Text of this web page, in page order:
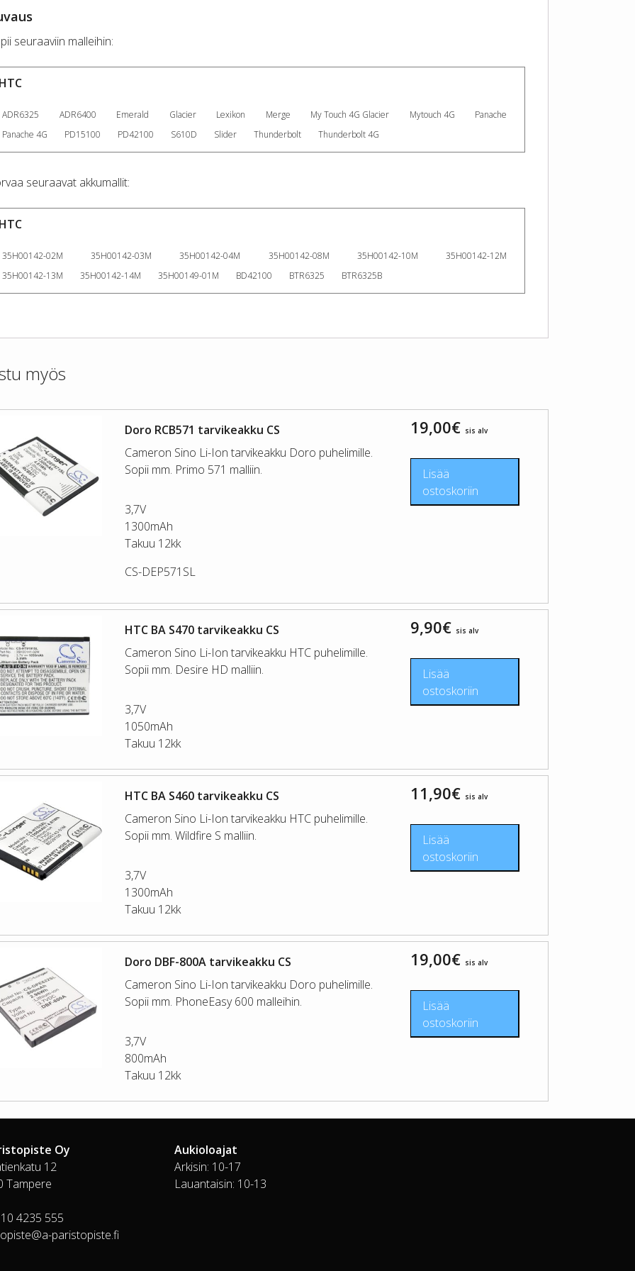
seuraaviin malleihin:
ADR6325 ADR6400 Emerald Glacier Lexikon Merge My Touch 4G Glacier Mytouch 4G
Panache
Panache 4G
PD15100 PD42100 S610D Slider Thunderbolt Thunderbolt 4G
seuraavat akkumallit:
35H00142-02M 35H00142-03M 35H00142-04M 35H00142-08M 35H00142-10M
35H00142-12M
35H00142-13M
35H00142-14M 35H00149-01M BD42100 BTR6325 BTR6325B
myös
Doro RCB571 tarvikeakku CS
Cameron Sino Li-Ion tarvikeakku Doro puhelimille.
Sopii mm. Primo 571 malliin.
3,7V
1300mAh
Takuu 12kk
CS-DEP571SL
19,00€ sis alv
Lisää
ostoskoriin
HTC BA S470 tarvikeakku CS
Cameron Sino Li-Ion tarvikeakku HTC puhelimille.
Sopii mm. Desire HD malliin.
3,7V
1050mAh
Takuu 12kk
9,90€ sis alv
Lisää
ostoskoriin
HTC BA S460 tarvikeakku CS
Cameron Sino Li-Ion tarvikeakku HTC puhelimille.
Sopii mm. Wildfire S malliin.
3,7V
1300mAh
Takuu 12kk
11,90€ sis alv
Lisää
ostoskoriin
Doro DBF-800A tarvikeakku CS
Cameron Sino Li-Ion tarvikeakku Doro puhelimille.
Sopii mm. PhoneEasy 600 malleihin.
3,7V
800mAh
Takuu 12kk
19,00€ sis alv
Lisää
ostoskoriin
Oy
12
Tampere
4235 555
paristopiste.fi
Aukioloajat
Arkisin: 10-17
Lauantaisin: 10-13